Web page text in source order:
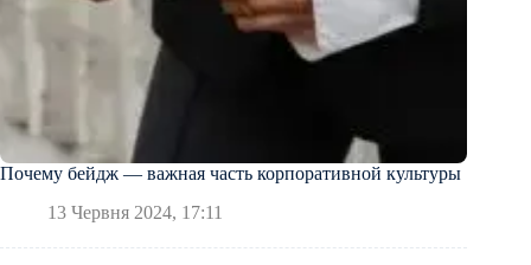
Почему бейдж — важная часть корпоративной культуры
13 Червня 2024, 17:11